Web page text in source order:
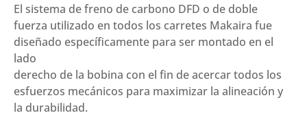
cantidad
El sistema de freno de carbono DFD o de doble
fuerza utilizado en todos los carretes Makaira fue
diseñado específicamente para ser montado en el
lado
derecho de la bobina con el fin de acercar todos los
esfuerzos mecánicos para maximizar la alineación y
la durabilidad.